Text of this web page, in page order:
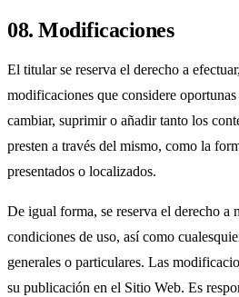
08. Modificaciones
El titular se reserva el derecho a
modificaciones que considere
cambiar, suprimir o añadir tanto los
presten a través del mismo, como la
presentados o localizados.
De igual forma, se reserva el derecho a
condiciones de uso, así como
generales o particulares. Las
su publicación en el Sitio Web. Es